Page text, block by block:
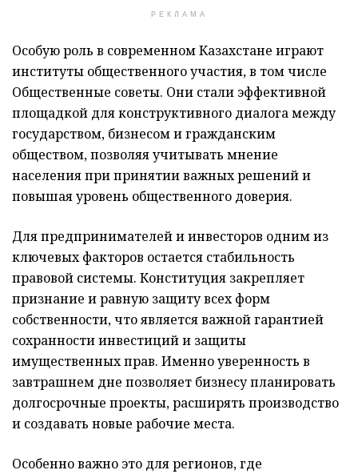
РЕКЛАМА
Особую роль в современном Казахстане играют
институты общественного участия, в том числе
Общественные советы. Они стали эффективной
площадкой для конструктивного диалога между
государством, бизнесом и гражданским
обществом, позволяя учитывать мнение
населения при принятии важных решений и
повышая уровень общественного доверия.
Для предпринимателей и инвесторов одним из
ключевых факторов остается стабильность
правовой системы. Конституция закрепляет
признание и равную защиту всех форм
собственности, что является важной гарантией
сохранности инвестиций и защиты
имущественных прав. Именно уверенность в
завтрашнем дне позволяет бизнесу планировать
долгосрочные проекты, расширять производство
и создавать новые рабочие места.
Особенно важно это для регионов, где